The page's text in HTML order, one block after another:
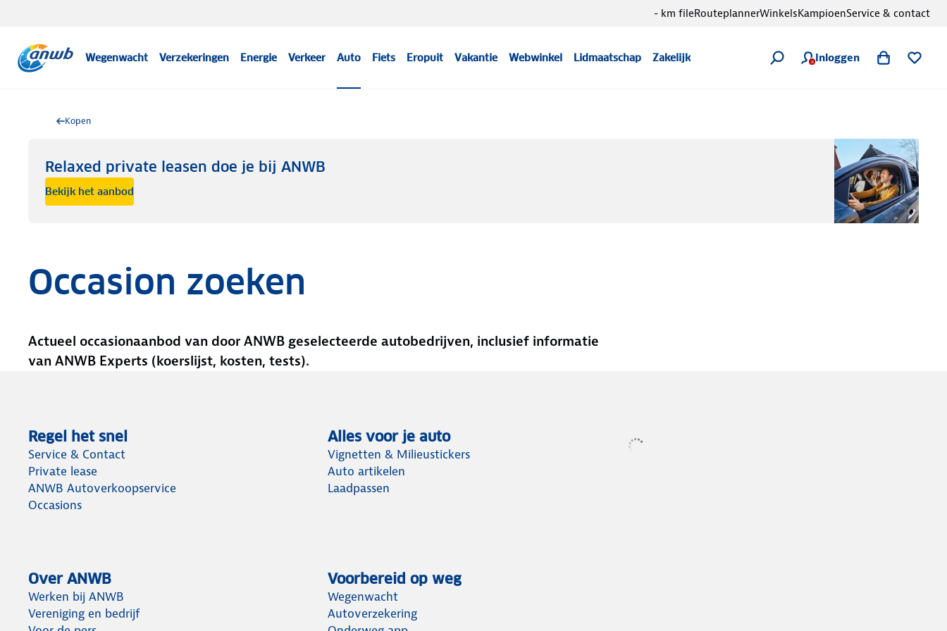
Wegenwacht Verzekeringen Energie Verkeer Auto Fiets Eropuit Vakantie Webwinkel Lidmaatschap Zakelijk Inloggen
- km fileRouteplannerWinkelsKampioenService & contact
Kopen
Relaxed private leasen doe je bij ANWB
Bekijk het aanbod
Occasion zoeken
Actueel occasionaanbod van door ANWB geselecteerde autobedrijven, inclusief informatie
van ANWB Experts (koerslijst, kosten, tests).
Regel het snel
Service & Contact
Private lease
ANWB Autoverkoopservice
Occasions
Alles voor je auto
Vignetten & Milieustickers
Auto artikelen
Laadpassen
Over ANWB
Werken bij ANWB
Vereniging en bedrijf
Voorbereid op weg
Wegenwacht
Autoverzekering